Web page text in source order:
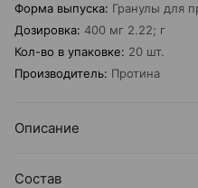
Форма выпуска: Гранулы для
Дозировка: 400 мг 2.22; г
Кол-во в упаковке: 20 шт.
Производитель: Протина
Описание
Состав